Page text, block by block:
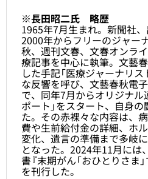
※長田昭二氏 略歴
1965年7月生まれ。新聞社、
2000年からフリーのジャー
秋、週刊文春、文春オンラ
療記事を中心に執筆。文藝
した手記「医療ジャーナリ
な反響を呼び、文藝春秋電子
で、同年7月からオリジナル
ポート」をスタート、自身
た。その赤裸々な内容は、
費や生前給付金の詳細、ホ
変化、遺言の準備まで多岐
となった。2024年11月には
書『末期がん「おひとりさま
を刊行した。